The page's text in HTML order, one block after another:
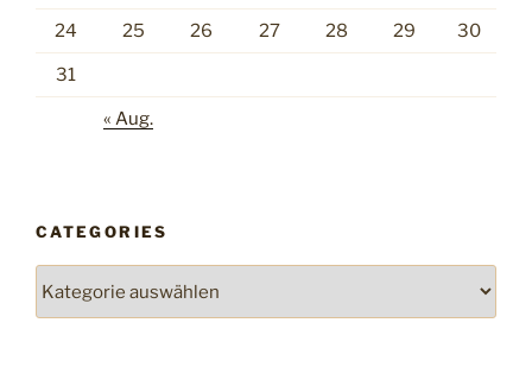
24 25 26 27 28 29 30
31
« Aug.
CATEGORIES